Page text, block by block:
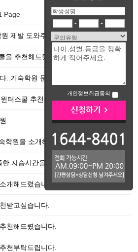
- -
개인정보취급동의
Page
제발 도와주세요
을 추천해드렸습니다.
..기숙학원 문의드려요
터스쿨 추천해드렸습니다.
학원을 소개해드렸습니다.
한 자습시간을 갖을 수 있도록 하고…
개해드렸습니다.
받고싶습니다.
천해드렸습니다.
천부탁드립니다.